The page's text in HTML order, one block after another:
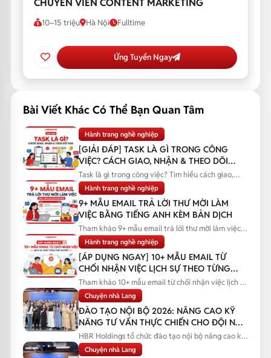
CHUYÊN VIÊN CONTENT MARKETING
10–15 triệu Hà Nội Fulltime
Ứng Tuyển Ngay
Bài Viết Khác Có Thể Bạn Quan Tâm
Hành trang nghề nghiệp
[GIẢI ĐÁP] TASK LÀ GÌ TRONG CÔNG
VIỆC? CÁCH GIAO, NHẬN & THEO DÕI
TASK
Task là gì trong công việc? Tìm hiểu cách giao,
nhận và theo dõi task...
Hành trang nghề nghiệp
9+ MẪU EMAIL TRẢ LỜI THƯ MỜI LÀM
VIỆC BẰNG TIẾNG ANH KÈM BẢN DỊCH
Tham khảo 9+ mẫu email trả lời thư mời làm việc
bằng tiếng Anh kèm bản...
Hành trang nghề nghiệp
[ÁP DỤNG NGAY] 10+ MẪU EMAIL TỪ
CHỐI NHẬN VIỆC LỊCH SỰ THEO TỪNG
TÌNH HUỐNG
Tham khảo 10+ mẫu email từ chối nhận việc lịch sự
theo từng tình huống...
Chuyện nhà Lang
ĐÀO TẠO NỘI BỘ 2026: NÂNG CAO KỸ
NĂNG TƯ VẤN THỰC CHIẾN CHO ĐỘI NGŨ
SALES
HBR Holdings tổ chức đào tạo nội bộ nâng cao kỹ
năng tư vấn thực chiến...
Chuyện nhà Lang